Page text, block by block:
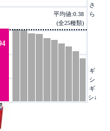
さ
ら
ギ
シ
ギ
シ↓
平均値:0.38
(全25種類)